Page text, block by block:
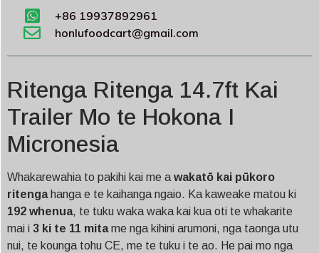
+86 19937892961
honlufoodcart@gmail.com
Ritenga Ritenga 14.7ft Kai
Trailer Mo te Hokona I
Micronesia
Whakarewahia to pakihi kai me a wakatō kai pūkoro
ritengahanga e te kaihanga ngaio. Ka kaweake matou ki
192 whenua, te tuku waka waka kai kua oti te whakarite
mai i 3 ki te 11 mitame nga kihini arumoni, nga taonga utu
nui, te kounga tohu CE, me te tuku i te ao. He pai mo nga